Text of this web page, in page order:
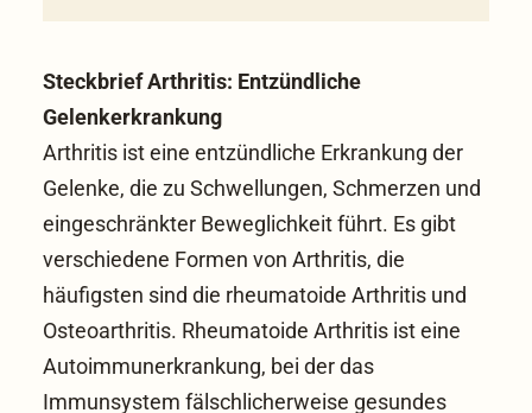
Steckbrief Arthritis: Entzündliche
Gelenkerkrankung
Arthritis ist eine entzündliche Erkrankung der
Gelenke, die zu Schwellungen, Schmerzen und
eingeschränkter Beweglichkeit führt. Es gibt
verschiedene Formen von Arthritis, die
häufigsten sind die rheumatoide Arthritis und
Osteoarthritis. Rheumatoide Arthritis ist eine
Autoimmunerkrankung, bei der das
Immunsystem fälschlicherweise gesundes